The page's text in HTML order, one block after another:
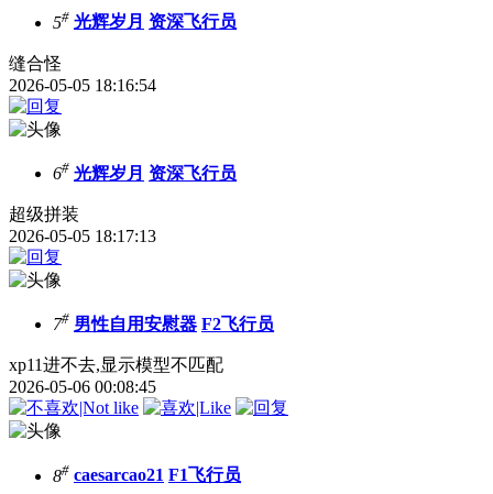
5# 光辉岁月 资深飞行员
缝合怪
2026-05-05 18:16:54
6# 光辉岁月 资深飞行员
超级拼装
2026-05-05 18:17:13
7# 男性自用安慰器 F2飞行员
xp11进不去,显示模型不匹配
2026-05-06 00:08:45
8# caesarcao21 F1飞行员